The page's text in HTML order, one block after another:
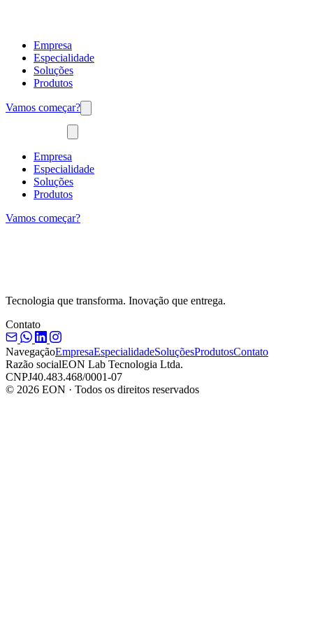
Empresa
Especialidade
Soluções
Produtos
Vamos começar?
Empresa
Especialidade
Soluções
Produtos
Vamos começar?
Tecnologia que transforma. Inovação que entrega.
Contato
NavegaçãoEmpresaEspecialidadeSoluçõesProdutosContato
Razão socialEON Lab Tecnologia Ltda.
CNPJ40.483.468/0001-07
© 2026 EON · Todos os direitos reservados